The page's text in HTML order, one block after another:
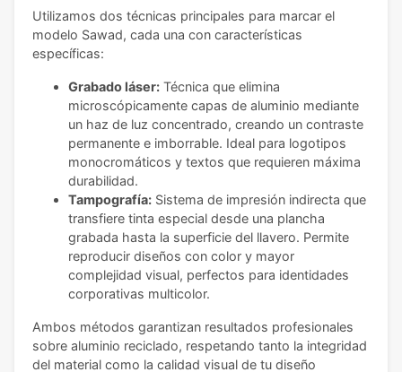
Utilizamos dos técnicas principales para marcar el
modelo Sawad, cada una con características
específicas:
Grabado láser: Técnica que elimina
microscópicamente capas de aluminio mediante
un haz de luz concentrado, creando un contraste
permanente e imborrable. Ideal para logotipos
monocromáticos y textos que requieren máxima
durabilidad.
Tampografía: Sistema de impresión indirecta que
transfiere tinta especial desde una plancha
grabada hasta la superficie del llavero. Permite
reproducir diseños con color y mayor
complejidad visual, perfectos para identidades
corporativas multicolor.
Ambos métodos garantizan resultados profesionales
sobre aluminio reciclado, respetando tanto la integridad
del material como la calidad visual de tu diseño